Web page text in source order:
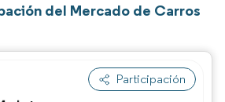
del Mercado de Carros
Participación